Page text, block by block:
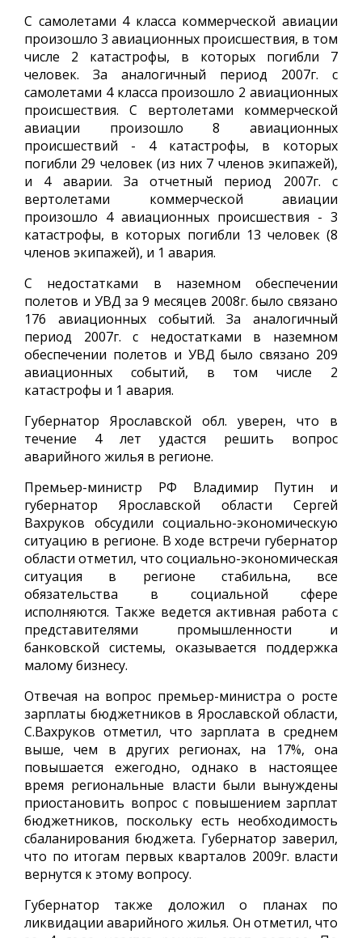
С самолетами 4 класса коммерческой авиации
произошло 3 авиационных происшествия, в том
числе 2 катастрофы, в которых погибли 7
человек. За аналогичный период 2007г. с
самолетами 4 класса произошло 2 авиационных
происшествия. С вертолетами коммерческой
авиации произошло 8 авиационных
происшествий - 4 катастрофы, в которых
погибли 29 человек (из них 7 членов экипажей),
и 4 аварии. За отчетный период 2007г. с
вертолетами коммерческой авиации
произошло 4 авиационных происшествия - 3
катастрофы, в которых погибли 13 человек (8
членов экипажей), и 1 авария.
С недостатками в наземном обеспечении
полетов и УВД за 9 месяцев 2008г. было связано
176 авиационных событий. За аналогичный
период 2007г. с недостатками в наземном
обеспечении полетов и УВД было связано 209
авиационных событий, в том числе 2
катастрофы и 1 авария.
Губернатор Ярославской обл. уверен, что в
течение 4 лет удастся решить вопрос
аварийного жилья в регионе.
Премьер-министр РФ Владимир Путин и
губернатор Ярославской области Сергей
Вахруков обсудили социально-экономическую
ситуацию в регионе. В ходе встречи губернатор
области отметил, что социально-экономическая
ситуация в регионе стабильна, все
обязательства в социальной сфере
исполняются. Также ведется активная работа с
представителями промышленности и
банковской системы, оказывается поддержка
малому бизнесу.
Отвечая на вопрос премьер-министра о росте
зарплаты бюджетников в Ярославской области,
С.Вахруков отметил, что зарплата в среднем
выше, чем в других регионах, на 17%, она
повышается ежегодно, однако в настоящее
время региональные власти были вынуждены
приостановить вопрос с повышением зарплат
бюджетников, поскольку есть необходимость
сбаланирования бюджета. Губернатор заверил,
что по итогам первых кварталов 2009г. власти
вернутся к этому вопросу.
Губернатор также доложил о планах по
ликвидации аварийного жилья. Он отметил, что